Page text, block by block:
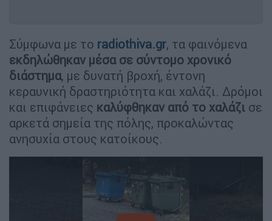
Σύμφωνα με το radiothiva.gr, τα φαινόμενα
εκδηλώθηκαν μέσα σε σύντομο χρονικό
διάστημα, με δυνατή βροχή, έντονη
κεραυνική δραστηριότητα και χαλάζι. Δρόμοι
και επιφάνειες καλύφθηκαν από το χαλάζι σε
αρκετά σημεία της πόλης, προκαλώντας
ανησυχία στους κατοίκους.